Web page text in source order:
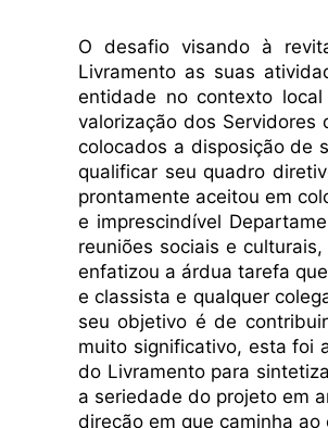
O desafio visando à
Livramento as suas
entidade no contexto
valorização dos
colocados a disposição de
qualificar seu quadro
prontamente aceitou em
e imprescindível
reuniões sociais e
enfatizou a árdua tarefa
e classista e qualquer
seu objetivo é de
muito significativo, esta foi
do Livramento para
a seriedade do projeto em
direção em que caminha